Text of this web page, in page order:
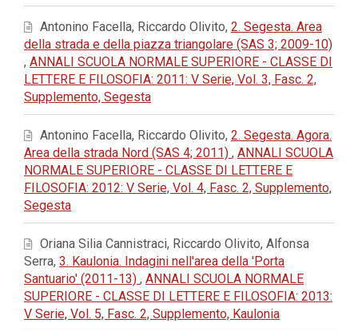
Antonino Facella, Riccardo Olivito, 2. Segesta. Area
della strada e della piazza triangolare (SAS 3; 2009-10)
, ANNALI SCUOLA NORMALE SUPERIORE - CLASSE DI
LETTERE E FILOSOFIA: 2011: V Serie, Vol. 3, Fasc. 2,
Supplemento, Segesta
Antonino Facella, Riccardo Olivito, 2. Segesta. Agora.
Area della strada Nord (SAS 4; 2011) , ANNALI SCUOLA
NORMALE SUPERIORE - CLASSE DI LETTERE E
FILOSOFIA: 2012: V Serie, Vol. 4, Fasc. 2, Supplemento,
Segesta
Oriana Silia Cannistraci, Riccardo Olivito, Alfonsa
Serra, 3. Kaulonia. Indagini nell'area della 'Porta
Santuario' (2011-13) , ANNALI SCUOLA NORMALE
SUPERIORE - CLASSE DI LETTERE E FILOSOFIA: 2013:
V Serie, Vol. 5, Fasc. 2, Supplemento, Kaulonia